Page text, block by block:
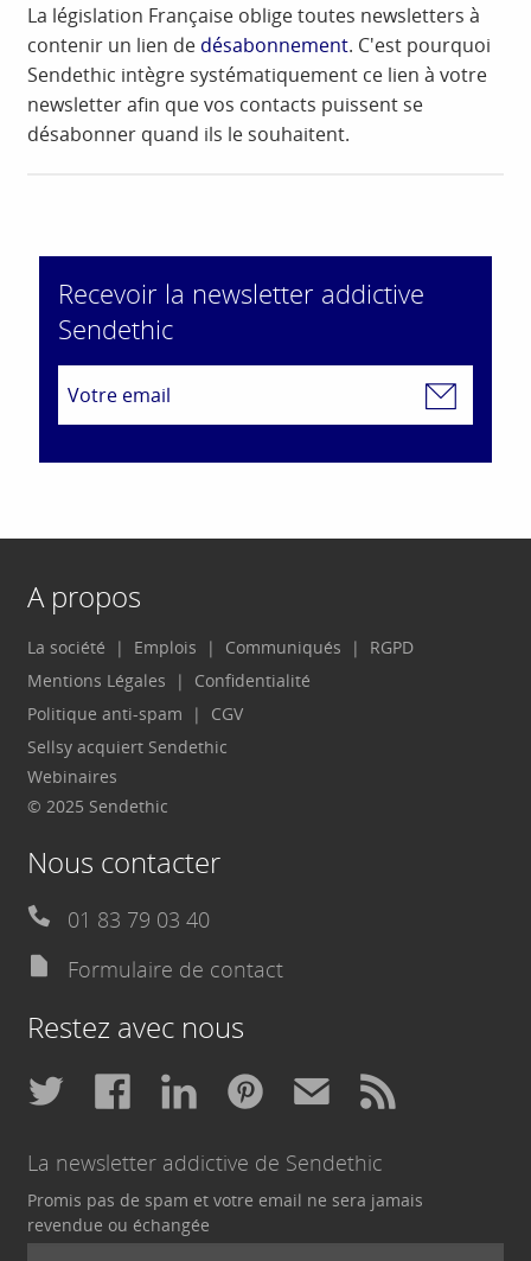
La législation Française oblige toutes newsletters à
contenir un lien de désabonnement. C'est pourquoi
Sendethic intègre systématiquement ce lien à votre
newsletter afin que vos contacts puissent se
désabonner quand ils le souhaitent.
Recevoir la newsletter addictive
Sendethic
A propos
La société Emplois Communiqués
RGPD
Mentions Légales
Confidentialité
Politique anti-spam
CGV
Sellsy acquiert Sendethic
Webinaires
© 2025 Sendethic
Nous contacter
01 83 79 03 40
Formulaire de contact
Restez avec nous
La newsletter addictive de Sendethic
Promis pas de spam et votre email ne sera jamais
revendue ou échangée